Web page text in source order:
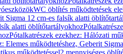
WC öblítés működtetések
Sigma 12 cm-es falsík alatti
alatti öblítőtartályokhoz
Pótalkatrészek ezekhez: Hálózati
Elemes működtetéshez, Geberit
működtetéssel2 mennyiséges